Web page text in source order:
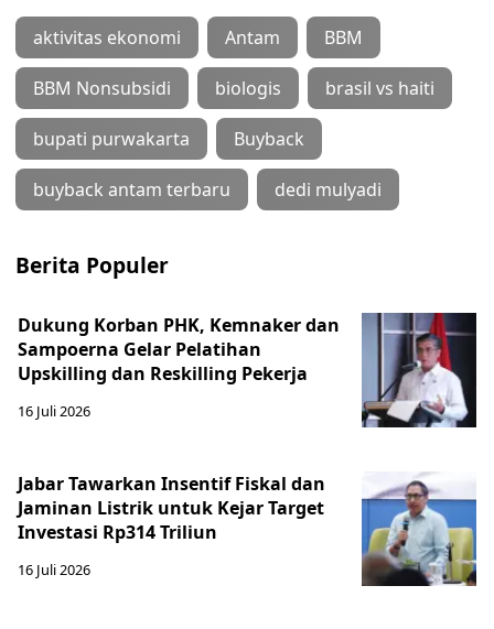
aktivitas ekonomi Antam BBM
BBM Nonsubsidi biologis brasil vs haiti
bupati purwakarta Buyback
buyback antam terbaru dedi mulyadi
Berita Populer
Dukung Korban PHK, Kemnaker dan
Sampoerna Gelar Pelatihan
Upskilling dan Reskilling Pekerja
16 Juli 2026
Jabar Tawarkan Insentif Fiskal dan
Jaminan Listrik untuk Kejar Target
Investasi Rp314 Triliun
16 Juli 2026